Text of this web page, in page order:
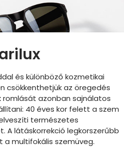
és különböző kozmetikai
csökkenthetjük az öregedés
romlását azonban sajnálatos
40 éves kor felett a szem
természetes
A látáskorrekció legkorszerűbb
multifokális szemüveg.